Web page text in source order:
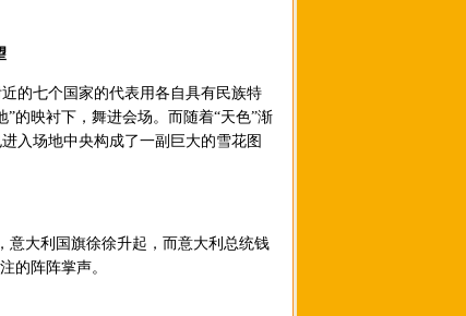
七个国家的代表用各自具有民族特
的映衬下，舞进会场。而随着“天色”渐
入场地中央构成了一副巨大的雪花图
大利国旗徐徐升起，而意大利总统钱
的阵阵掌声。